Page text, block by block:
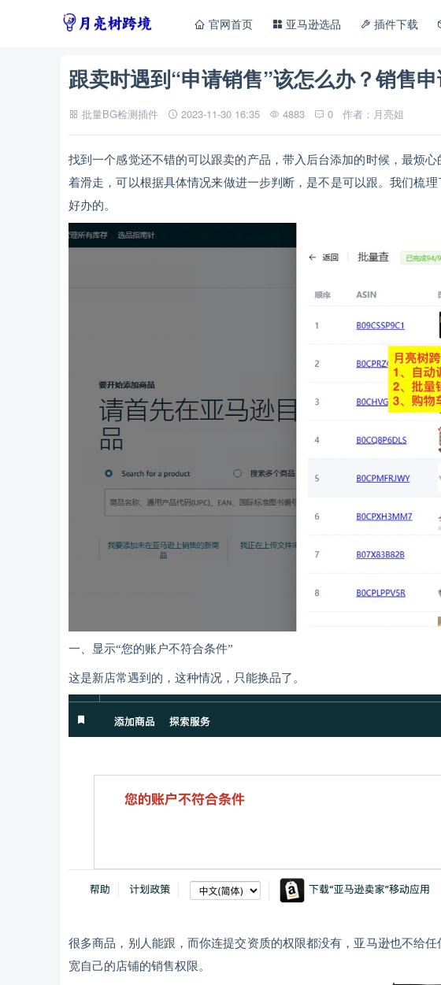
官网首页 亚马逊选品 插件下载
跟卖时遇到“申请销售”该怎么办？销售
批量BG检测插件 2023-11-30 16:35 4883 0 作者：月亮姐
找到一个感觉还不错的可以跟卖的产品，带入后台添加的时候，最烦
着滑走，可以根据具体情况来做进一步判断，是不是可以跟。我们梳
好办的。
一、显示“您的账户不符合条件”
这是新店常遇到的，这种情况，只能换品了。
很多商品，别人能跟，而你连提交资质的权限都没有，亚马逊也不给
宽自己的店铺的销售权限。